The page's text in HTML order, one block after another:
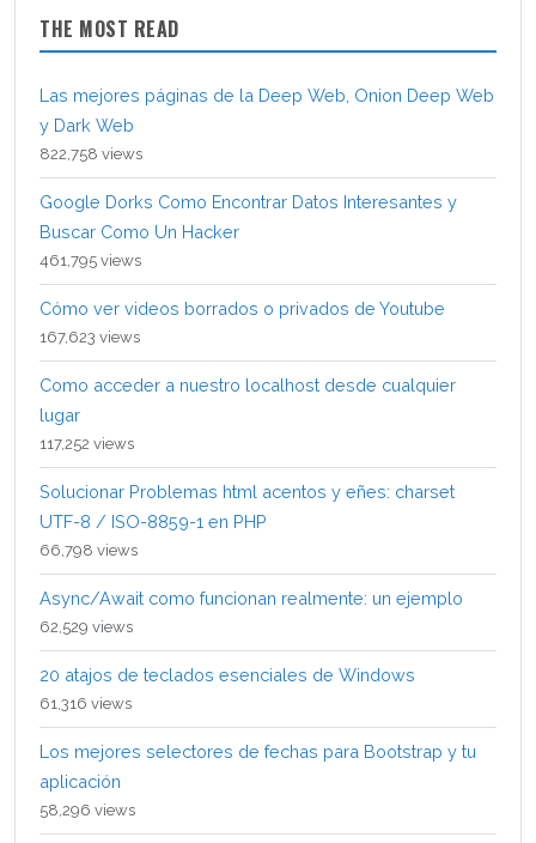
THE MOST READ
Las mejores páginas de la Deep Web, Onion Deep Web
y Dark Web
822,758 views
Google Dorks Como Encontrar Datos Interesantes y
Buscar Como Un Hacker
461,795 views
Cómo ver videos borrados o privados de Youtube
167,623 views
Como acceder a nuestro localhost desde cualquier
lugar
117,252 views
Solucionar Problemas html acentos y eñes: charset
UTF-8 / ISO-8859-1 en PHP
66,798 views
Async/Await como funcionan realmente: un ejemplo
62,529 views
20 atajos de teclados esenciales de Windows
61,316 views
Los mejores selectores de fechas para Bootstrap y tu
aplicación
58,296 views